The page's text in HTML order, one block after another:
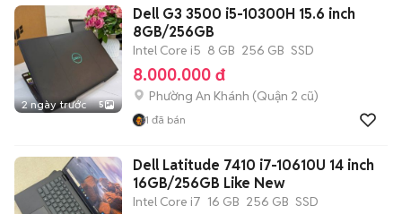
2 ngày trước 5
Dell G3 3500 i5-10300H 15.6 inch
8GB/256GB
Intel Core i5 8 GB 256 GB SSD
8.000.000 đ
Phường An Khánh (Quận 2 cũ)
1 đã bán
Dell Latitude 7410 i7-10610U 14 inch
16GB/256GB Like New
Intel Core i7 16 GB 256 GB SSD